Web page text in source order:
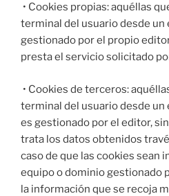
• Cookies propias: aquéllas
terminal del usuario desde un
gestionado por el propio
presta el servicio solicitado
• Cookies de terceros:
terminal del usuario desde un
es gestionado por el editor,
trata los datos obtenidos
caso de que las cookies sean
equipo o dominio gestionado
la información que se recoja